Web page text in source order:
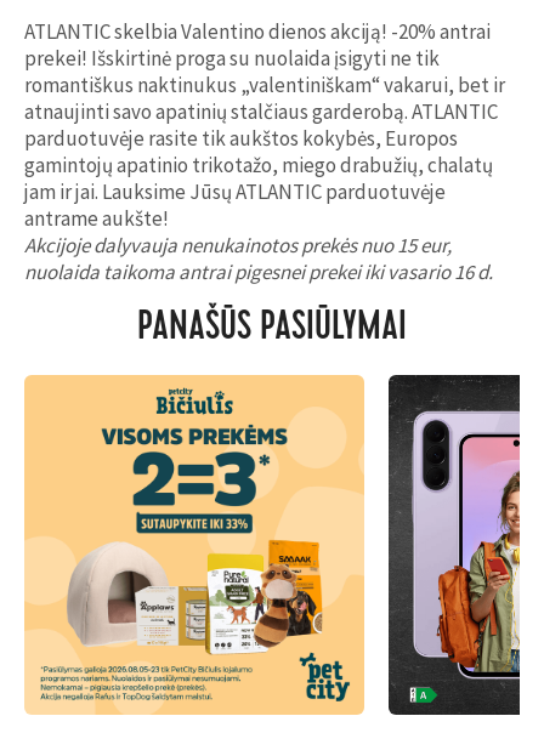
ATLANTIC skelbia Valentino dienos akciją! -20% antrai
prekei! Išskirtinė proga su nuolaida įsigyti ne tik
romantiškus naktinukus „valentiniškam“ vakarui, bet ir
atnaujinti savo apatinių stalčiaus garderobą. ATLANTIC
parduotuvėje rasite tik aukštos kokybės, Europos
gamintojų apatinio trikotažo, miego drabužių, chalatų
jam ir jai. Lauksime Jūsų ATLANTIC parduotuvėje
antrame aukšte!
Akcijoje dalyvauja nenukainotos prekės nuo 15 eur,
nuolaida taikoma antrai pigesnei prekei iki vasario 16 d.
PANAŠŪS PASIŪLYMAI